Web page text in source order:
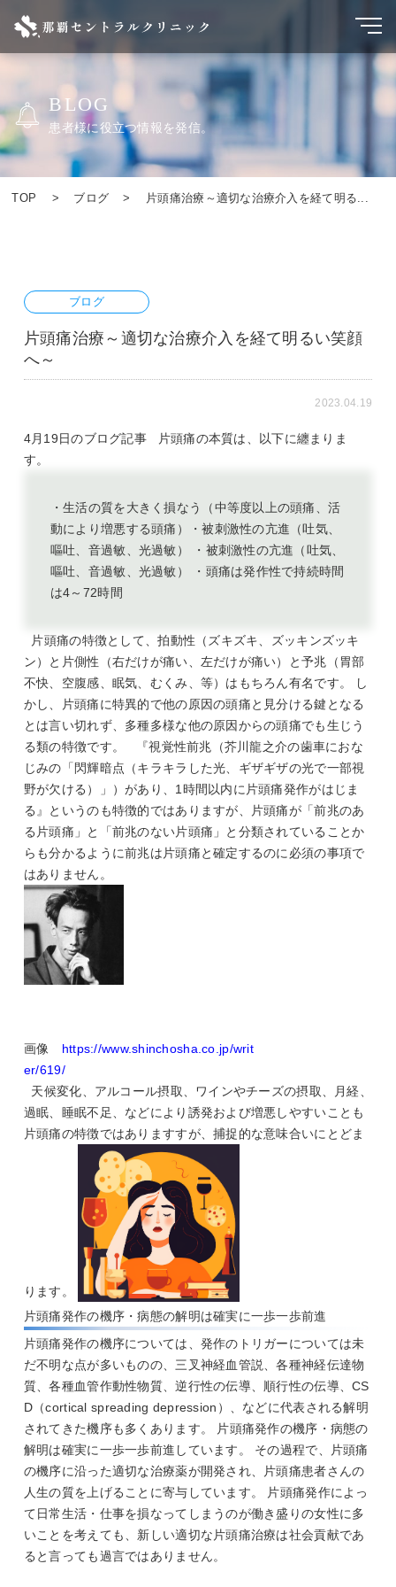
BLOG
患者様に役立つ情報を発信。
TOP ブログ 片頭痛治療～適切な治療介入を経て明る...
片頭痛治療～適切な治療介入を経て明るい笑顔
へ～
ブログ
2023.04.19
4月 19日のブログ記事片頭痛の本質は、以下に纏まりま
す。
・生活の質を大きく損なう（中等度以上の頭痛、活
動により増悪する頭痛）・被刺激性の亢進（吐気、
嘔吐、音過敏、光過敏） ・被刺激性の亢進（吐気、
嘔吐、音過敏、光過敏） ・頭痛は発作性で持続時間
は4～72時間
片頭痛の特徴として、拍動性 （ズキズキ、ズッキンズッキ
ン）と 片側性 （右だけが痛い、左だけが痛い）と予兆 （胃部
不快、空腹感、眠気、むくみ、等）はもちろん有名です。 し
かし、片頭痛に特異的で他の原因の頭痛と見分ける鍵となる
とは言い切れず、多種多様な他の原因からの頭痛でも生じう
る類の特徴です。 『視覚性前兆 （芥川龍之介の歯車におな
じみの「 閃輝暗点 （キラキラした光、ギザギザの光で一部視
野が欠ける）」）があり、1時間以内に片頭痛発作がはじま
る』というのも特徴的ではありますが、片頭痛が「前兆のあ
る片頭痛」と「前兆のない片頭痛」と分類されていることか
らも分かるように前兆は片頭痛と確定するのに必須の事項で
はありません。
画像 https://www.shinchosha.co.jp/writ
er/619/
天候変化、アルコール摂取、ワインやチーズの摂取、月経、
過眠、睡眠不足、などにより誘発および増悪しやすいことも
片頭痛の特徴ではありますすが、捕捉的な意味合いにとどま
ります。
片頭痛発作の機序・病態の解明は確実に一歩一歩前進
片頭痛発作の機序については、発作のトリガーについては未
だ不明な点が多いものの、三叉神経血管説、各種神経伝達物
質、各種血管作動性物質、逆行性の伝導、順行性の伝導、CS
D（cortical spreading depression）、などに代表される解明
されてきた機序も多くあります。 片頭痛発作の機序・病態の
解明は確実に一歩一歩前進しています。 その過程で、片頭痛
の機序に沿った適切な治療薬が開発され、片頭痛患者さんの
人生の質を上げることに寄与しています。 片頭痛発作によっ
て日常生活・仕事を損なってしまうのが働き盛りの女性に多
いことを考えても、新しい適切な片頭痛治療は社会貢献であ
ると言っても過言ではありません。